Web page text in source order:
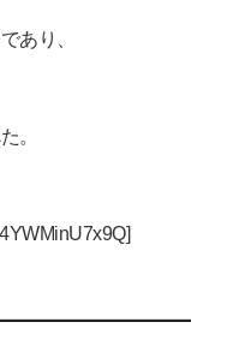
あり、
。